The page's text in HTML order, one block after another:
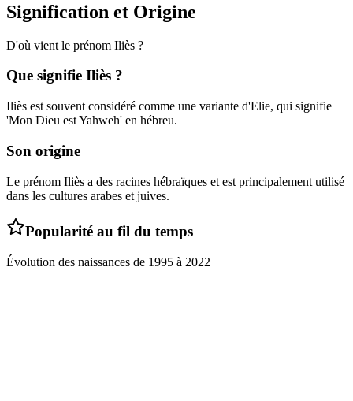
Signification et Origine
D'où vient le prénom Iliès ?
Que signifie Iliès ?
Iliès est souvent considéré comme une variante d'Elie, qui signifie
'Mon Dieu est Yahweh' en hébreu.
Son origine
Le prénom Iliès a des racines hébraïques et est principalement utilisé
dans les cultures arabes et juives.
Popularité au fil du temps
Évolution des naissances de 1995 à 2022